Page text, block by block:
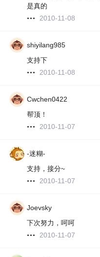
是真的
2010-11-08
shiyilang985
支持下
2010-11-08
Cwchen0422
帮顶！
2010-11-07
-迷糊-
支持，接分~
2010-11-07
Joevsky
下次努力，呵呵
2010-11-07